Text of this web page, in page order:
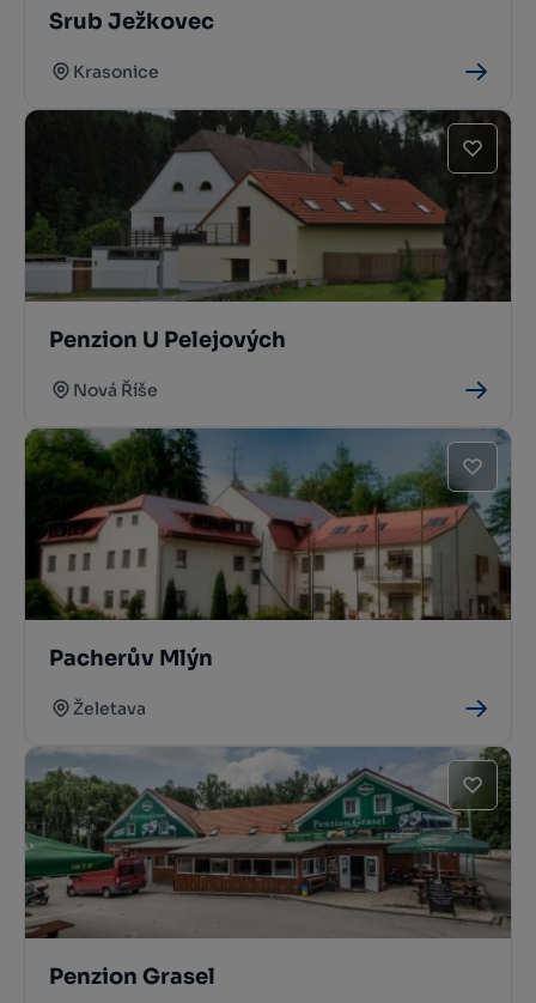
Srub Ježkovec
Krasonice
Penzion U Pelejových
Nová Říše
Pacherův Mlýn
Želetava
Penzion Grasel